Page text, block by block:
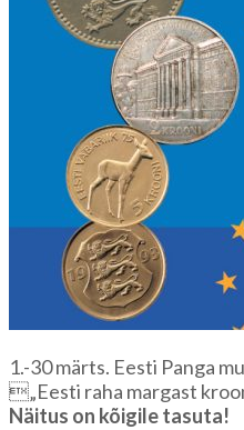
1.-30 märts. Eesti Panga
„Eesti raha margast
Näitus on kõigile tasuta!